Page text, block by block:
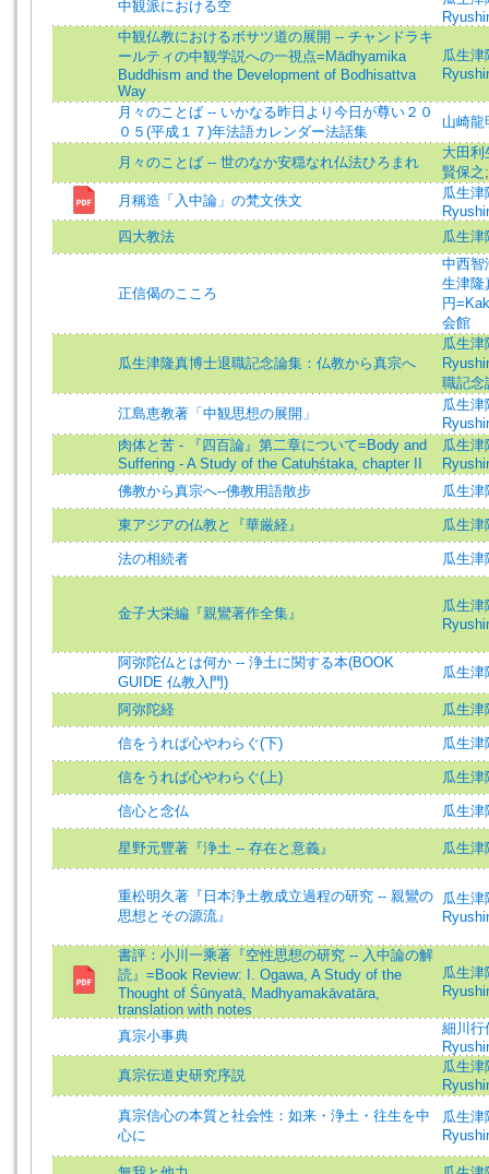
中観派における空
中観仏教におけるボサツ道の展開 -- チャンドラキ
ールティの中観学説への一視点=Mādhyamika
Buddhism and the Development of Bodhisattva
Way
瓜生津
月々のことば -- いかなる昨日より今日が尊い２０
０５(平成１７)年法語カレンダー法話集
山崎龍
月々のことば -- 世のなか安穏なれ仏法ひろまれ
大田利
賢保之
月稱造「入中論」の梵文佚文
瓜生津
四大教法
瓜生津
正信偈のこころ
中西智
生津隆
円
会館
瓜生津隆真博士退職記念論集：仏教から真宗へ
瓜生津
職記念
江島恵教著「中観思想の展開」
瓜生津
肉体と苦 - 『四百論』第二章について=Body and
Suffering - A Study of the Catuḥśtaka, chapter II
瓜生津
佛教から真宗へ--佛教用語散步
瓜生津
東アジアの仏教と『華厳経』 瓜生津
法の相続者 瓜生津
金子大栄編『親鸞著作全集』
瓜生津
阿弥陀仏とは何か -- 浄土に関する本(BOOK
GUIDE 仏教入門)
瓜生津
阿弥陀経 瓜生津
信をうれば心やわらぐ(下) 瓜生津
信をうれば心やわらぐ(上) 瓜生津
信心と念仏 瓜生津
星野元豐著『浄土 -- 存在と意義』 瓜生津
重松明久著『日本浄土教成立過程の研究 -- 親鸞の
思想とその源流』
瓜生津
書評：小川一乘著『空性思想の研究 -- 入中論の解
読』=Book Review: I. Ogawa, A Study of the
Thought of Śūnyatā, Madhyamakāvatāra,
translation with notes
瓜生津
真宗小事典
細川行
真宗伝道史研究序説
瓜生津
真宗信心の本質と社会性：如来・浄土・往生を中
心に
瓜生津